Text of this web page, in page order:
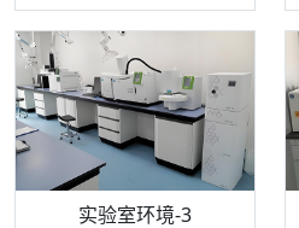
实验室环境-3
机构质检技术员-3
高效液相色谱仪